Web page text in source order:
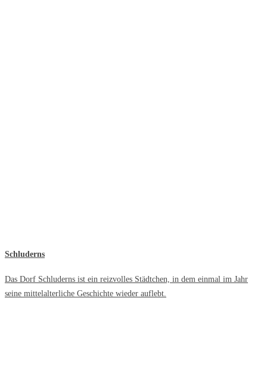
Schluderns
Das Dorf Schluderns ist ein reizvolles Städtchen, in dem einmal im Jahr
seine mittelalterliche Geschichte wieder auflebt.